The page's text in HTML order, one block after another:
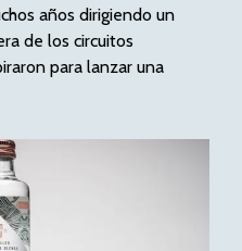
años dirigiendo un
de los circuitos
para lanzar una